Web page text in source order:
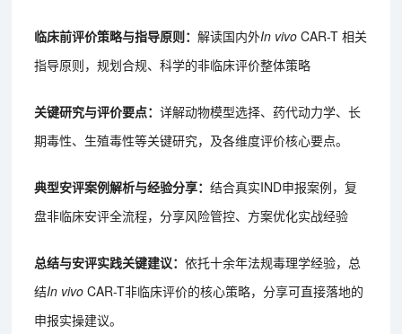
临床前评价策略与指导原则：解读国内外In vivoCAR-T 相关
指导原则，规划合规、科学的非临床评价整体策略
关键研究与评价要点：详解动物模型选择、药代动力学、长
期毒性、生殖毒性等关键研究，及各维度评价核心要点。
典型安评案例解析与经验分享：结合真实IND申报案例，复
盘非临床安评全流程，分享风险管控、方案优化实战经验
总结与安评实践关键建议：依托十余年法规毒理学经验，总
结In vivoCAR-T非临床评价的核心策略，分享可直接落地的
申报实操建议。